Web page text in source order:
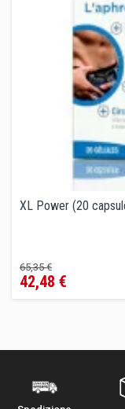
XL Power (20
Prezzo
base
65,35 €Prezzo
42,48 €